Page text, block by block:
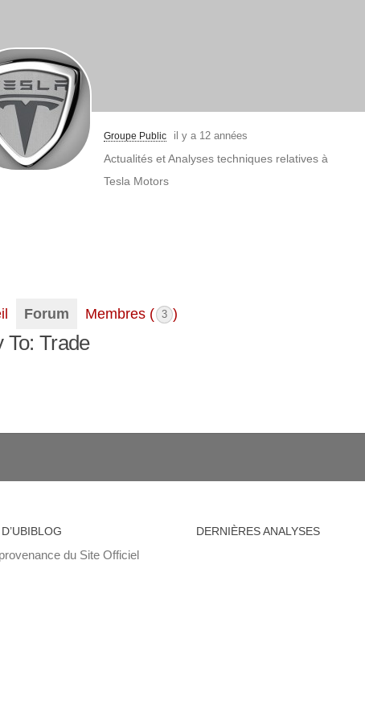
Groupe Public il y a 12 années
Actualités et Analyses techniques relatives à
Tesla Motors
Forum Membres ( 3 )
To: Trade
du Site Officiel
DERNIÈRES ANALYSES